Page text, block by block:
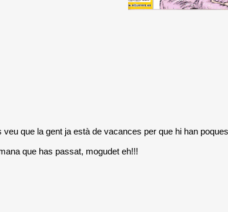
veu que la gent ja està de vacances per que hi han
que has passat, mogudet eh!!!